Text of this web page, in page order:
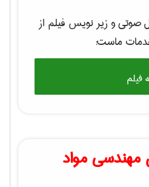
صوتی و زیر نویس فیلم از
ماست:
مهندسی مواد